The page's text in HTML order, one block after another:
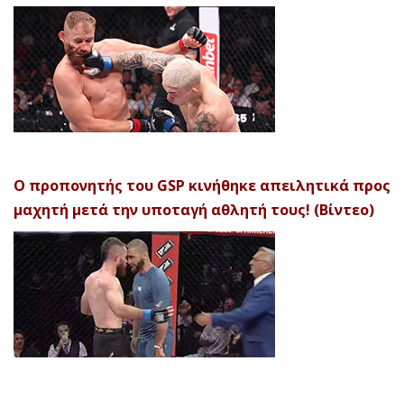
Ο προπονητής του GSP κινήθηκε απειλητικά προς
μαχητή μετά την υποταγή αθλητή τους! (Βίντεο)